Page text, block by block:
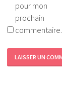
pour mon
prochain
commentaire.